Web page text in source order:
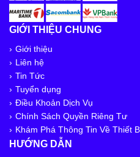
GIỚI THIỆU CHUNG
Giới thiệu
Liên hệ
Tin Tức
Tuyển dụng
Điều Khoản Dịch Vụ
Chính Sách Quyền Riêng Tư
Khám Phá Thông Tin Về Thiết
HƯỚNG DẪN